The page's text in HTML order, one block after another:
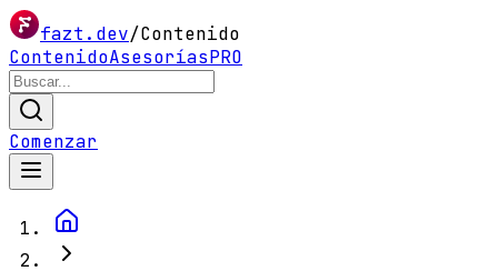
fazt.dev/Contenido
ContenidoAsesoríasPRO
Comenzar